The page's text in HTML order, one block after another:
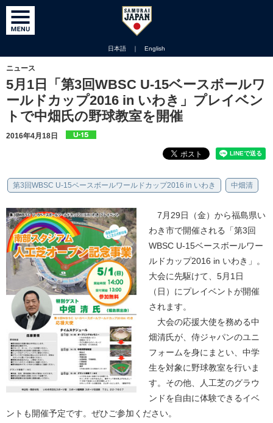
日本語 ｜ English
ニュース
5月1日「第3回WBSC U-15ベースボールワ
ールドカップ2016 in いわき」プレイベン
トで中畑氏の野球教室を開催
2016年4月18日
第3回WBSC U-15ベースボールワールドカップ2016 in いわき 中畑清
7月29日（金）から福島県い
わき市で開催される「第3回
WBSC U-15ベースボールワー
ルドカップ2016 in いわき」。
大会に先駆けて、5月1日
（日）にプレイベントが開催
されます。
大会の応援大使を務める中
畑清氏が、侍ジャパンのユニ
フォームを身にまとい、中学
生を対象に野球教室を行いま
す。その他、人工芝のグラウ
ンドを自由に体験できるイベ
ントも開催予定です。ぜひご参加ください。